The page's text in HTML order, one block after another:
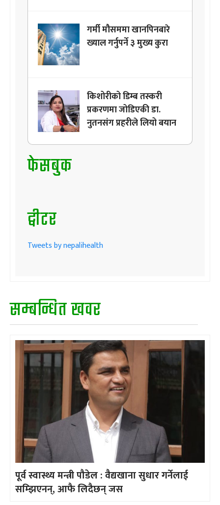
गर्मी मौसममा खानपिनबारे
ख्याल गर्नुपर्ने ३ मुख्य कुरा
किशोरीको डिम्ब तस्करी
प्रकरणमा जोडिएकी डा.
नुतनसंग प्रहरीले लियो बयान
फेसबुक
ट्वीटर
Tweets by nepalihealth
सम्बन्धित खवर
पूर्व स्वास्थ्य मन्त्री पौडेल : वैद्यखाना सुधार गर्नेलाई
सम्झिएनन्, आफै लिदैछन् जस